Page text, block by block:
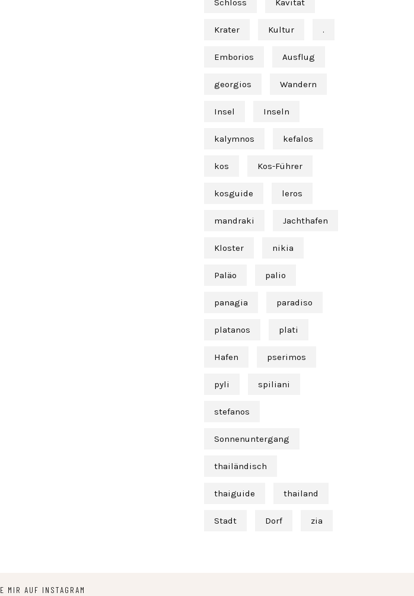
Schloss Kavität
Krater Kultur .
Emborios Ausflug
georgios Wandern
Insel Inseln
kalymnos kefalos
kos Kos-Führer
kosguide leros
mandraki Jachthafen
Kloster nikia
Paläo palio
panagia paradiso
platanos plati
Hafen pserimos
pyli spiliani
stefanos
Sonnenuntergang
thailändisch
thaiguide thailand
Stadt Dorf zia
MIR AUF INSTAGRAM